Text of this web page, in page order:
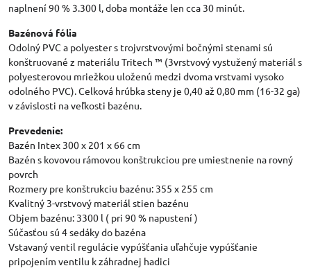
naplnení 90 % 3.300 l, doba montáže len cca 30 minút.
Bazénová fólia
Odolný PVC a polyester s trojvrstvovými bočnými stenami sú
konštruované z materiálu Tritech ™ (3vrstvový vystužený materiál s
polyesterovou mriežkou uloženú medzi dvoma vrstvami vysoko
odolného PVC). Celková hrúbka steny je 0,40 až 0,80 mm (16-32 ga)
v závislosti na veľkosti bazénu.
Prevedenie:
Bazén Intex 300 x 201 x 66 cm
Bazén s kovovou rámovou konštrukciou pre umiestnenie na rovný
povrch
Rozmery pre konštrukciu bazénu: 355 x 255 cm
Kvalitný 3-vrstvový materiál stien bazénu
Objem bazénu: 3300 l ( pri 90 % napustení )
Súčasťou sú 4 sedáky do bazéna
Vstavaný ventil regulácie vypúšťania uľahčuje vypúšťanie
pripojením ventilu k záhradnej hadici